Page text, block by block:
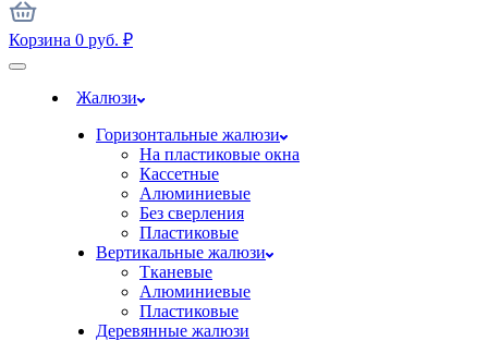
Корзина 0 руб. ₽
Жалюзи
Горизонтальные жалюзи
На пластиковые окна
Кассетные
Алюминиевые
Без сверления
Пластиковые
Вертикальные жалюзи
Тканевые
Алюминиевые
Пластиковые
Деревянные жалюзи